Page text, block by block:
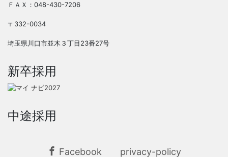
ＦＡＸ：048-430-7206
〒332-0034
埼玉県川口市並木３丁目23番27号
新卒採用
中途採用
Facebook privacy-policy